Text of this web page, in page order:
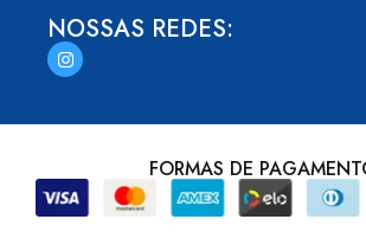
NOSSAS REDES:
FORMAS DE